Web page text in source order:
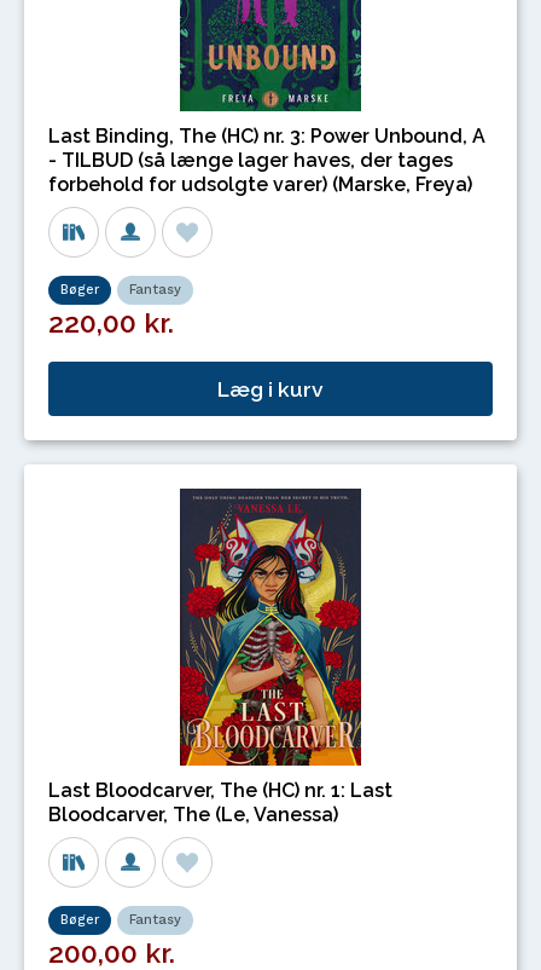
Last Binding, The (HC) nr. 3: Power Unbound, A
- TILBUD (så længe lager haves, der tages
forbehold for udsolgte varer) (Marske, Freya)
Bøger Fantasy
220,00 kr.
Læg i kurv
Last Bloodcarver, The (HC) nr. 1: Last
Bloodcarver, The (Le, Vanessa)
Bøger Fantasy
200,00 kr.